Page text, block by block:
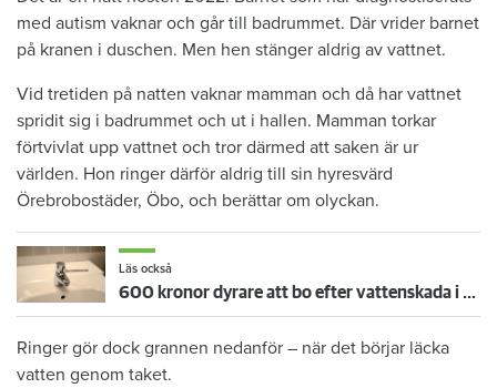
med autism vaknar och går till badrummet. Där vrider barnet
på kranen i duschen. Men hen stänger aldrig av vattnet.
Vid tretiden på natten vaknar mamman och då har vattnet
spridit sig i badrummet och ut i hallen. Mamman torkar
förtvivlat upp vattnet och tror därmed att saken är ur
världen. Hon ringer därför aldrig till sin hyresvärd
Örebrobostäder, Öbo, och berättar om olyckan.
Läs också
600 kronor dyrare att bo efter vattenskada i Varberg
Ringer gör dock grannen nedanför – när det börjar läcka
vatten genom taket.